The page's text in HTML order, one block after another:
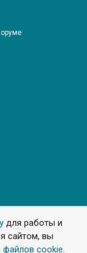
для работы и
сайтом, вы
файлов cookie.
обязательной